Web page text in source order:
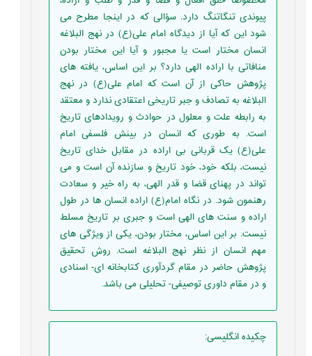
پیوندی تنگاتنگ دارد. سؤالی که در اینجا مطرح می
شود این که آیا از دیدگاه امام علی(ع) در نهج البلاغه
انسان مختار است یا مجبور و آیا این مختار بودن
منافاتی با اراده الهی دارد؟ بر این اساس، یافته های
پژوهش حاکی از آن است که امام علی(ع) در نهج
البلاغه به تصادف و جبر تاریخی اعتقادی ندارد و معتقد
به رابطه علت و معلول در حوادث و رویدادهای تاریخ
است. به طوری که انسان در بینش فلسفی امام
علی(ع) یک قربانی بی اراده در مقابل خدای تاریخ
نیست، بلکه خود، خود تاریخ و سازنده آن است و می
تواند در پهنای قضا و قدر الهی، به راه خیر و سعادت
رهنمون شود. در نگاه امام(ع) اراده انسان ها در طول
اراده و سنت های الهی است و جبری بر تاریخ مسلط
نیست. بر این اساس، مختار بودن، یکی از ویژگی های
مهم انسان از نظر نهج البلاغه است. روش تحقیق
پژوهش حاضر در مقام گردآوری کتابخانه ای- اسنادی
و در مقام داوری توصیفی- تحلیلی می باشد.
چکیده انگلیسی: